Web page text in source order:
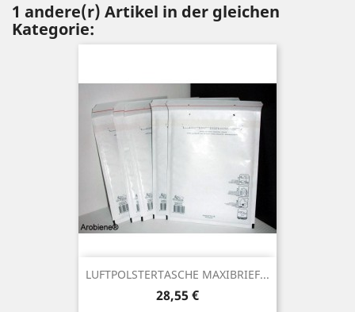
1 andere(r) Artikel in der gleichen
Kategorie:
LUFTPOLSTERTASCHE MAXIBRIEF...
Preis
28,55 €